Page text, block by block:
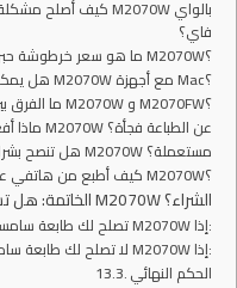
فاي؟
3. ما هو سعر خرطوشة حبر طابعة سامسونج M2070W؟
4. هل يمكن استخدام طابعة سامسونج M2070W مع أجهزة Mac؟
5. ما الفرق بين M2070W و M2070FW؟
6. ماذا أفعل إذا توقفت طابعة سامسونج M2070W عن الطباعة فجأة؟
7. هل تنصح بشراء طابعة سامسونج M2070W مستعملة؟
8. كيف أطبع من هاتفي على طابعة سامسونج M2070W؟
الخاتمة: هل تستحق طابعة سامسونج M2070W الشراء؟
تصلح لك طابعة سامسونج M2070W إذا:
لا تصلح لك طابعة سامسونج M2070W إذا:
الحكم النهائي